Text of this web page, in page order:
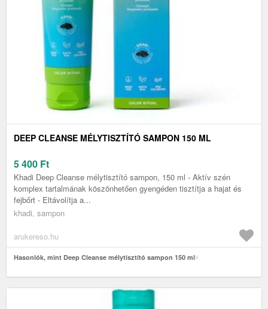
DEEP CLEANSE MÉLYTISZTÍTÓ SAMPON 150 ML
5 400 Ft
Khadi Deep Cleanse mélytisztító sampon, 150 ml - Aktív szén
komplex tartalmának köszönhetően gyengéden tisztítja a hajat és
fejbőrt - Eltávolítja a...
khadi, sampon
arukereso.hu
Hasonlók, mint Deep Cleanse mélytisztító sampon 150 ml